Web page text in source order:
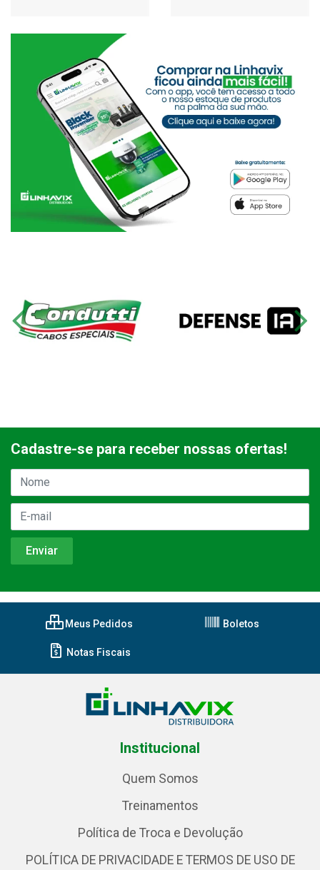
Cadastre-se para receber nossas ofertas!
Meus Pedidos Boletos
Notas Fiscais
Institucional
Quem Somos
Treinamentos
Política de Troca e Devolução
POLÍTICA DE PRIVACIDADE E TERMOS DE USO DE